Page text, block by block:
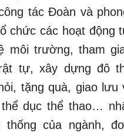
tác Đoàn và
chức các hoạt động
môi trường, tham
tự, xây dựng đô
tặng quà, giao lưu
thể dục thể thao…
thống của ngành,